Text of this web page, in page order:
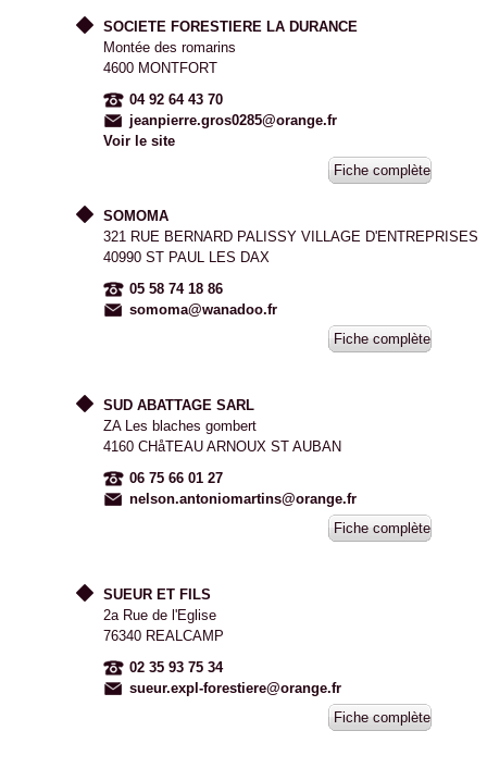
SOCIETE FORESTIERE LA DURANCE
Montée des romarins
4600 MONTFORT
04 92 64 43 70
jeanpierre.gros0285@orange.fr
Voir le site
Fiche complète
SOMOMA
321 RUE BERNARD PALISSY VILLAGE D'ENTREPRISES
40990 ST PAUL LES DAX
05 58 74 18 86
somoma@wanadoo.fr
Fiche complète
SUD ABATTAGE SARL
ZA Les blaches gombert
4160 CHåTEAU ARNOUX ST AUBAN
06 75 66 01 27
nelson.antoniomartins@orange.fr
Fiche complète
SUEUR ET FILS
2a Rue de l'Eglise
76340 REALCAMP
02 35 93 75 34
sueur.expl-forestiere@orange.fr
Fiche complète